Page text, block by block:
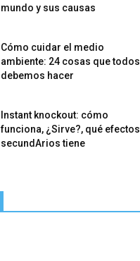
mundo y sus causas
Cómo cuidar el medio
ambiente: 24 cosas que todos
debemos hacer
Instant knockout: cómo
funciona, ¿Sirve?, qué efectos
secundArios tiene